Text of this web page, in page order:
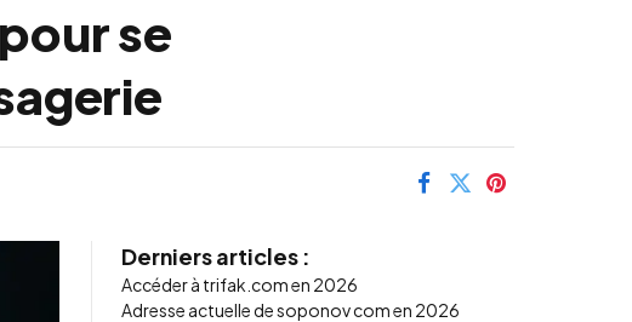
se
Derniers articles :
Accéder à trifak.com en 2026
Adresse actuelle de soponov com en 2026